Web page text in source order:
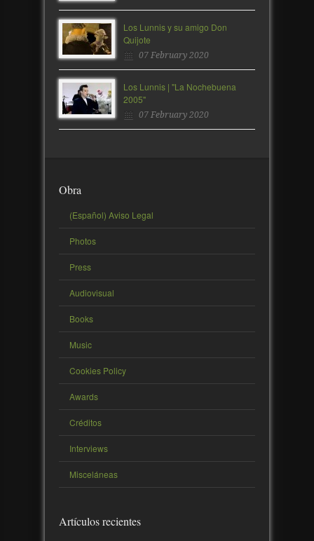
Los Lunnis y su amigo Don
Quijote
07 February 2020
Los Lunnis | "La Nochebuena
2005"
07 February 2020
Obra
(Español) Aviso Legal
Photos
Press
Audiovisual
Books
Music
Cookies Policy
Awards
Créditos
Interviews
Misceláneas
Artículos recientes